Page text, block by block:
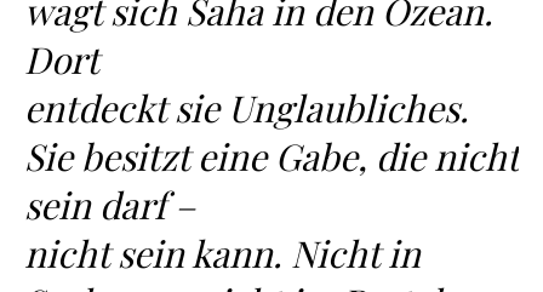
wagt sich Saha in den Ozean.
Dort
entdeckt sie Unglaubliches.
Sie besitzt eine Gabe, die nicht
sein darf –
nicht sein kann. Nicht in